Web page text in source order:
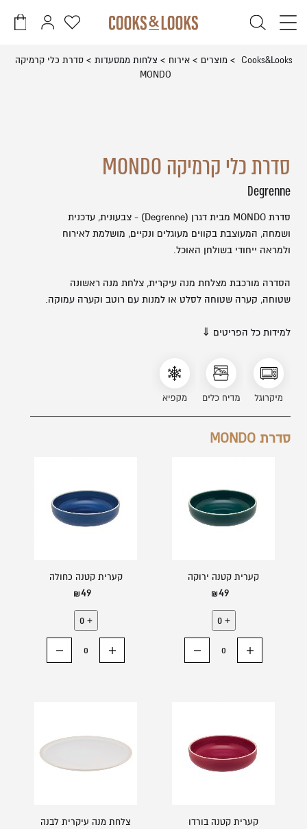
פתיחת
עגלה
פתיחת
משתמשמועדפים
סגור
זכור אותי שכחתי סיסמה
משתמש חדש/אורח
להרשמה
Cooks&Looks מוצרים אירוח צלחות ממסעדות
סדרת כלי קרמיקה
MONDO
סדרת כלי קרמיקה MONDO
Degrenne
סדרת MONDO מבית דגרן (Degrenne) - צבעונית, עדכנית
ושמחה, המעוצבת בקווים מעוגלים ונקיים, מושלמת לאירוח
ולמראה ייחודי בשולחן האוכל.
הסדרה מורכבת מצלחת מנה עיקרית, צלחת מנה ראשונה
שטוחה, קערה שטוחה לסלט או למנות עם רוטב וקערה עמוקה.
למידות כל הפריטים ⇓
סדרת MONDO
קערית קטנה ירוקה
49
+
0
הוסף רכיב החסר רכיב
קערית קטנה כחולה
49
+
0
הוסף רכיב החסר רכיב
קערית קטנה בורדו צלחת מנה עיקרית לבנה